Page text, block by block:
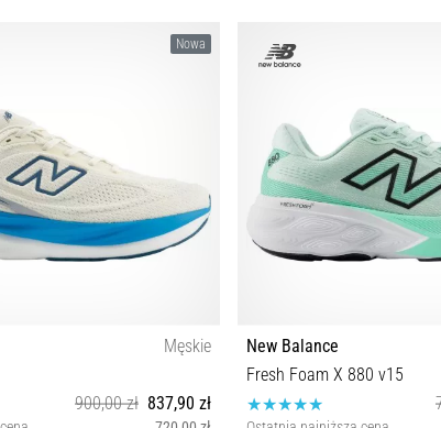
33½ 36 36½ 37 37½ 38
Nowa
Męskie
900,00 zł 837,90 zł
New Balance
Fresh Foam X 880 v15